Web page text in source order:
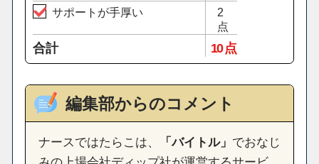
サポートが手厚い
2
点
合計 10 点
編集部からのコメント
ナースではたらこは、 「バイトル」 でおなじ